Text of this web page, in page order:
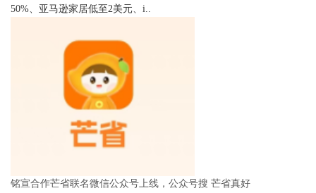
50%、亚马逊家居低至2美元、i..
铭宣合作芒省联名微信公众号上线，公众号搜 芒省真好